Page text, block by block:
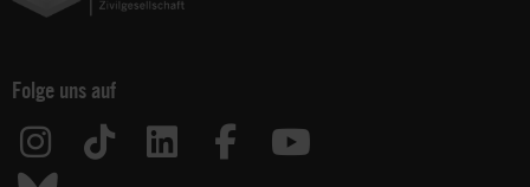
Folge uns auf